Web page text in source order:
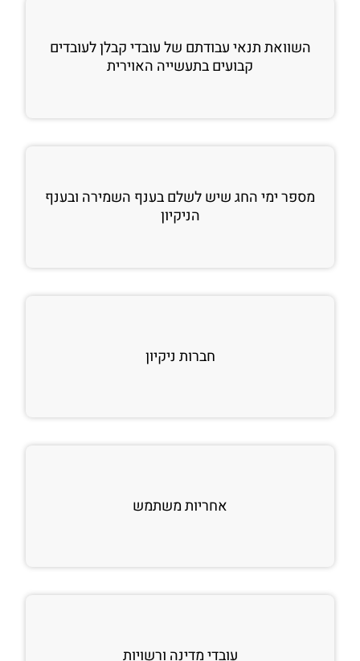
השוואת תנאי עבודתם של עובדי קבלן לעובדים
קבועים בתעשייה האוירית
מספר ימי החג שיש לשלם בענף השמירה ובענף
הניקיון
חברות ניקיון
אחריות משתמש
עובדי מדינה ורשויות